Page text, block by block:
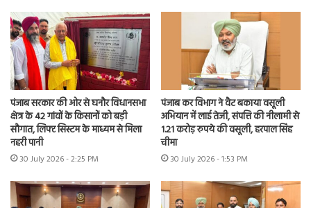
पंजाब सरकार की ओर से घनौर विधानसभा
क्षेत्र के 42 गांवों के किसानों को बड़ी
सौगात, लिफ्ट सिस्टम के माध्यम से मिला
नहरी पानी
30 July 2026 - 2:25 PM
पंजाब कर विभाग ने वैट बकाया वसूली
अभियान में लाई तेजी, संपत्ति की नीलामी से
1.21 करोड़ रुपये की वसूली, हरपाल सिंह
चीमा
30 July 2026 - 1:53 PM